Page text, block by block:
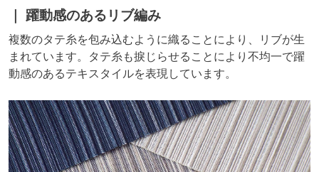
躍動感のあるリブ編み
複数のタテ糸を包み込むように織ることにより、リブが生
まれています。タテ糸も捩じらせることにより不均一で躍
動感のあるテキスタイルを表現しています。